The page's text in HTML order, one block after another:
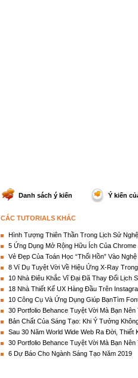
Danh sách ý kiến Ý kiến
CÁC TUTORIALS KHÁC
Hình Tượng Thiên Thần Trong Lịch Sử
5 Ứng Dụng Mở Rộng Hữu Ích Của
Vẻ Đẹp Của Toán Học “Thổi Hồn” Vào
8 Ví Dụ Tuyệt Vời Về Hiệu Ứng X-Ray
10 Nhà Điêu Khắc Vĩ Đại Đã Thay Đổi Lịch
18 Nhà Thiết Kế UX Hàng Đầu Trên
10 Công Cụ Và Ứng Dụng Giúp BạnTìm
30 Portfolio Behance Tuyệt Vời Mà Bạn Nên
Bản Chất Của Sáng Tạo: Khi Ý Tưởng
Sau 30 Năm World Wide Web Ra Đời,
30 Portfolio Behance Tuyệt Vời Mà Bạn Nên
6 Dự Báo Cho Ngành Sáng Tạo Năm 2019